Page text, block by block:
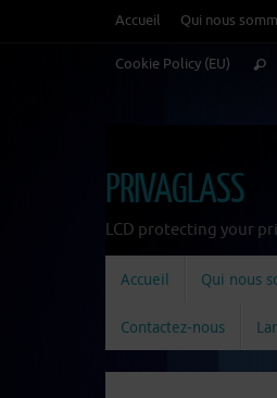
Accueil Qui nous
Cookie Policy (EU)
PRIVAGLASS
LCD protecting your
Accueil Qui nous
Contactez-nous